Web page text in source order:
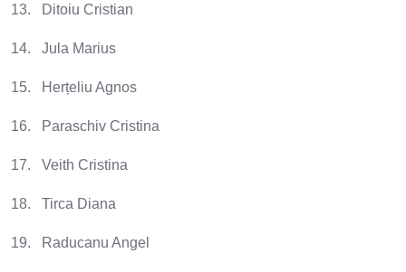
13. Ditoiu Cristian
14. Jula Marius
15. Herțeliu Agnos
16. Paraschiv Cristina
17. Veith Cristina
18. Tirca Diana
19. Raducanu Angel